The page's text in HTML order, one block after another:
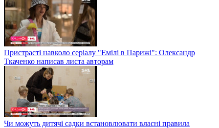
Пристрасті навколо серіалу "Емілі в Парижі": Олександр
Ткаченко написав листа авторам
Чи можуть дитячі садки встановлювати власні правила